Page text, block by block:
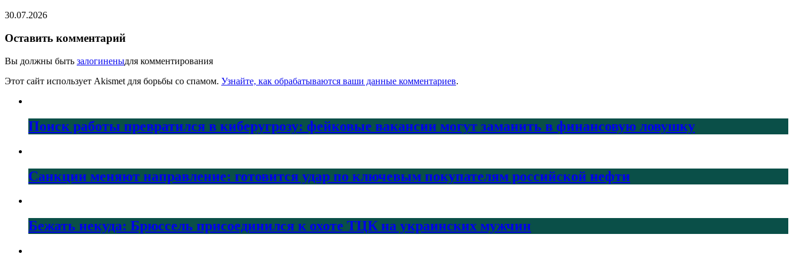
30.07.2026
Оставить комментарий
Вы должны быть залогиненыдля комментирования
Этот сайт использует Akismet для борьбы со спамом. Узнайте, как обрабатываются ваши данные комментариев.
Поиск работы превратился в киберугрозу: фейковые вакансии могут заманить в финансовую ловушку
Санкции меняют направление: готовится удар по ключевым покупателям российской нефти
Бежать некуда: Брюссель присоединился к охоте ТЦК на украинских мужчин